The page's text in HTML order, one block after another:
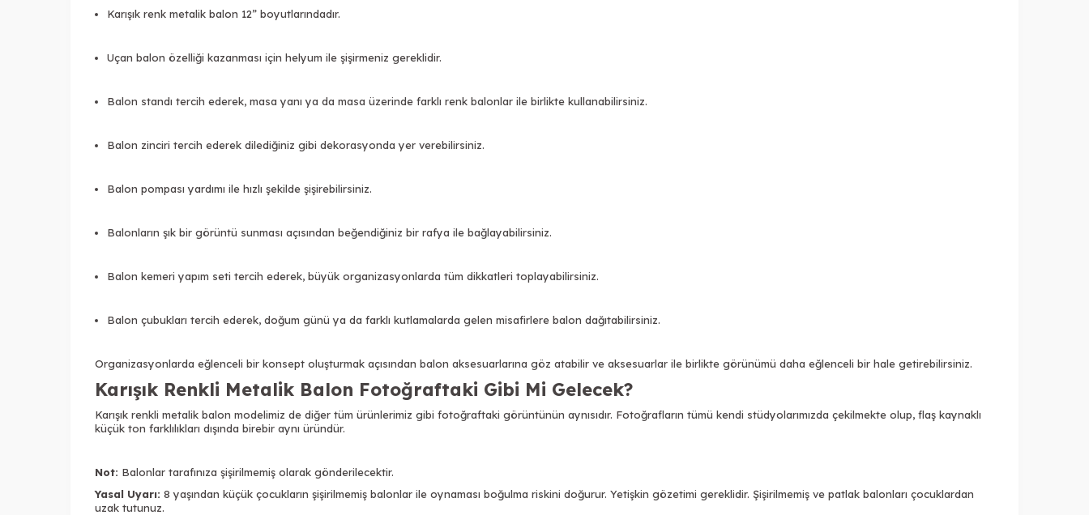
Karışık renk metalik balon 12” boyutlarındadır.
Uçan balon özelliği kazanması için helyum ile şişirmeniz gereklidir.
Balon standı tercih ederek, masa yanı ya da masa üzerinde farklı renk balonlar ile birlikte kullanabilirsiniz.
Balon zinciri tercih ederek dilediğiniz gibi dekorasyonda yer verebilirsiniz.
Balon pompası yardımı ile hızlı şekilde şişirebilirsiniz.
Balonların şık bir görüntü sunması açısından beğendiğiniz bir rafya ile bağlayabilirsiniz.
Balon kemeri yapım seti tercih ederek, büyük organizasyonlarda tüm dikkatleri toplayabilirsiniz.
Balon çubukları tercih ederek, doğum günü ya da farklı kutlamalarda gelen misafirlere balon dağıtabilirsiniz.
Organizasyonlarda eğlenceli bir konsept oluşturmak açısından balon aksesuarlarına göz atabilir ve aksesuarlar ile birlikte görünümü daha eğlenceli bir hale getirebilirsiniz.
Karışık Renkli Metalik Balon Fotoğraftaki Gibi Mi Gelecek?
Karışık renkli metalik balon modelimiz de diğer tüm ürünlerimiz gibi fotoğraftaki görüntünün aynısıdır. Fotoğrafların tümü kendi stüdyolarımızda çekilmekte olup, flaş kaynaklı
küçük ton farklılıkları dışında birebir aynı üründür.
Not: Balonlar tarafınıza şişirilmemiş olarak gönderilecektir.
Yasal Uyarı: 8 yaşından küçük çocukların şişirilmemiş balonlar ile oynaması boğulma riskini doğurur. Yetişkin gözetimi gereklidir. Şişirilmemiş ve patlak balonları çocuklardan
uzak tutunuz.